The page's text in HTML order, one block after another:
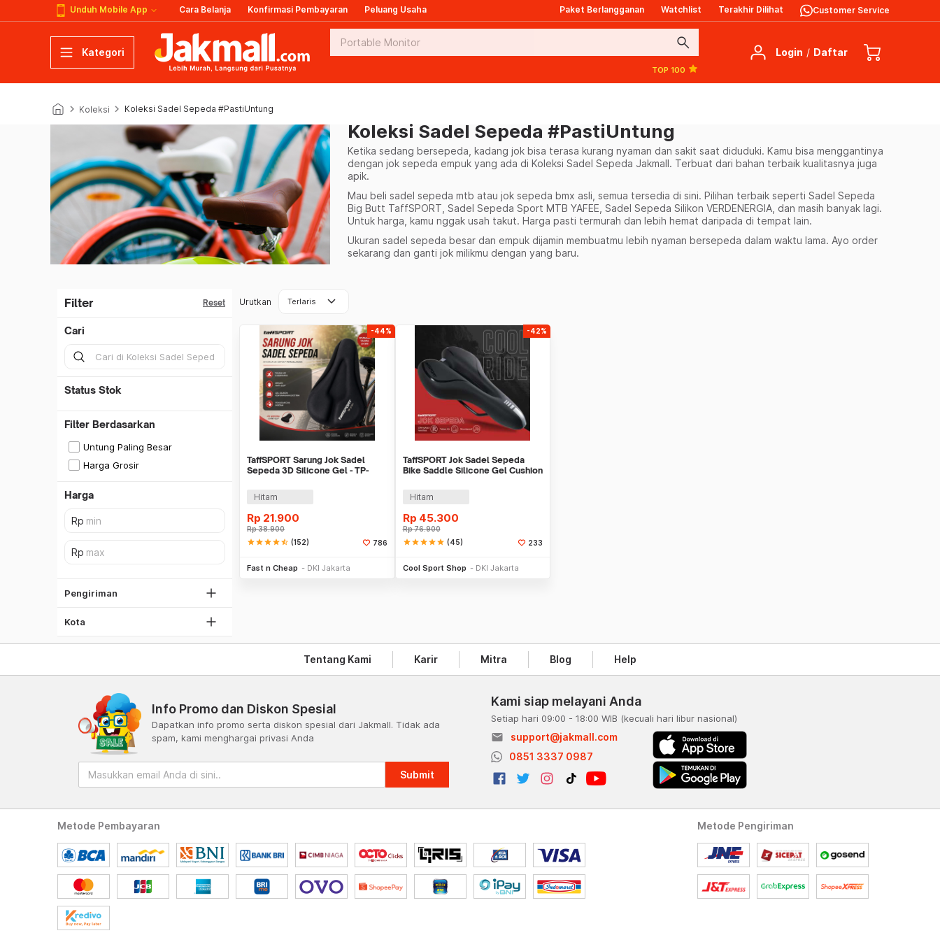
Unduh Mobile App Cara Belanja Konfirmasi Pembayaran Peluang Usaha Paket Berlangganan Watchlist Terakhir Dilihat Customer Service
Kategori search
TOP 100
Login / Daftar
keyboard_arrow_right Koleksi keyboard_arrow_right Koleksi Sadel Sepeda #PastiUntung
Koleksi Sadel Sepeda #PastiUntung
Ketika sedang bersepeda, kadang jok bisa terasa kurang nyaman dan sakit saat diduduki. Kamu bisa menggantinya
dengan jok sepeda empuk yang ada di Koleksi Sadel Sepeda Jakmall. Terbuat dari bahan terbaik kualitasnya juga
apik.
Mau beli sadel sepeda mtb atau jok sepeda bmx asli, semua tersedia di sini. Pilihan terbaik seperti Sadel Sepeda
Big Butt TaffSPORT, Sadel Sepeda Sport MTB YAFEE, Sadel Sepeda Silikon VERDENERGIA, dan masih banyak lagi.
Untuk harga, kamu nggak usah takut. Harga pasti termurah dan lebih hemat daripada di tempat lain.
Ukuran sadel sepeda besar dan empuk dijamin membuatmu lebih nyaman bersepeda dalam waktu lama. Ayo order
sekarang dan ganti jok milikmu dengan yang baru.
Filter Reset
Cari
Status Stok
Filter Berdasarkan
Untung Paling Besar
Harga Grosir
Harga
Pengiriman
SiCepat BEST
Lihat Semua
Kota
Tangerang
Bogor
Lihat Semua
Urutkan Terlaris keyboard_arrow_down
-44%
TaffSPORT Sarung Jok Sadel
Sepeda 3D Silicone Gel - TP-
Hitam
Rp 21.900
Rp38.900
starstarstarstarstar_half (152) 786
Fast n Cheap DKI Jakarta
-42%
TaffSPORT Jok Sadel Sepeda
Bike Saddle Silicone Gel Cushion
Hitam
Rp 45.300
Rp76.900
starstarstarstarstar (45) 233
Cool Sport Shop DKI Jakarta
Tentang Kami Karir Mitra Blog Help
Info Promo dan Diskon Spesial
Dapatkan info promo serta diskon spesial dari Jakmall. Tidak ada
spam, kami menghargai privasi Anda
Submit
Kami siap melayani Anda
Setiap hari 09:00 - 18:00 WIB (kecuali hari libur nasional)
email
support@jakmall.com
0851 3337 0987
Metode Pembayaran Metode Pengiriman